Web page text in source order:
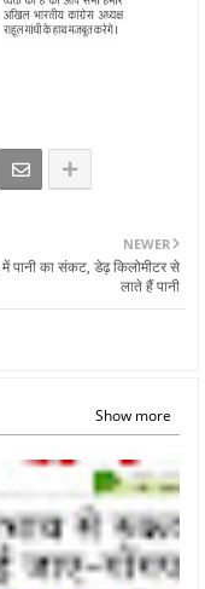
NEWER
पानी का संकट, डेढ़ किलोमीटर से
लाते हैं पानी
Show more